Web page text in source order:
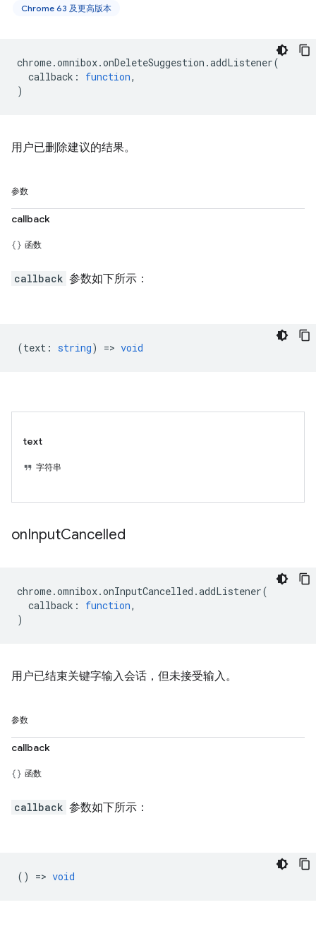
Chrome 63 及更高版本
chrome.omnibox.onDeleteSuggestion .addListener(
callback : function,
)
用户已删除建议的结果。
参数
callback
函数
callback 参数如下所示：
(text : string) => void
text
字符串
onInputCancelled
chrome.omnibox.onInputCancelled .addListener(
callback : function,
)
用户已结束关键字输入会话，但未接受输入。
参数
callback
函数
callback 参数如下所示：
() => void